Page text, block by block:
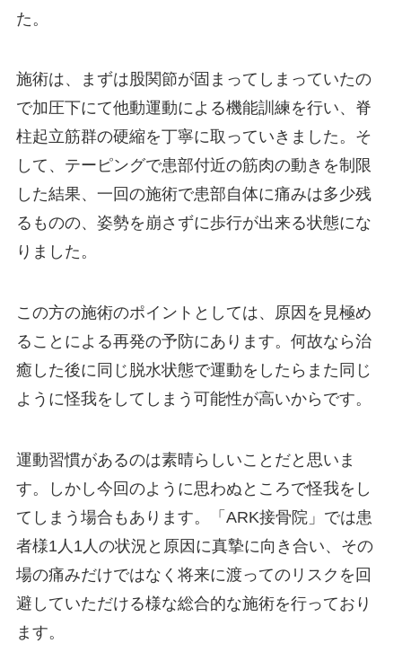
た。
施術は、まずは股関節が固まってしまっていたの
で加圧下にて他動運動による機能訓練を行い、脊
柱起立筋群の硬縮を丁寧に取っていきました。そ
して、テーピングで患部付近の筋肉の動きを制限
した結果、一回の施術で患部自体に痛みは多少残
るものの、姿勢を崩さずに歩行が出来る状態にな
りました。
この方の施術のポイントとしては、原因を見極め
ることによる再発の予防にあります。何故なら治
癒した後に同じ脱水状態で運動をしたらまた同じ
ように怪我をしてしまう可能性が高いからです。
運動習慣があるのは素晴らしいことだと思いま
す。しかし今回のように思わぬところで怪我をし
てしまう場合もあります。「ARK接骨院」では患
者様1人1人の状況と原因に真摯に向き合い、その
場の痛みだけではなく将来に渡ってのリスクを回
避していただける様な総合的な施術を行っており
ます。